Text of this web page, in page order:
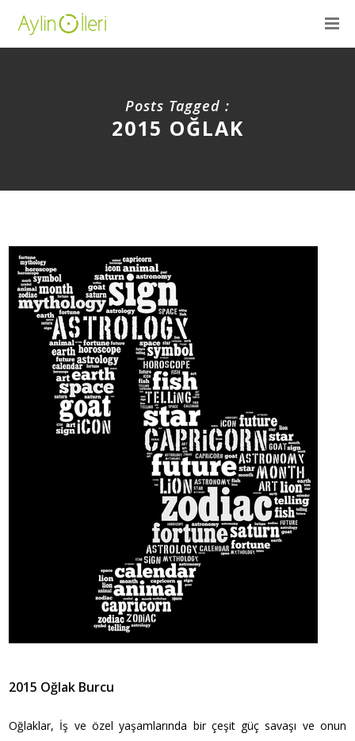
Posts Tagged :
2015 OĞLAK
2015 Oğlak Burcu
Oğlaklar, İş ve özel yaşamlarında bir çeşit güç savaşı ve onun